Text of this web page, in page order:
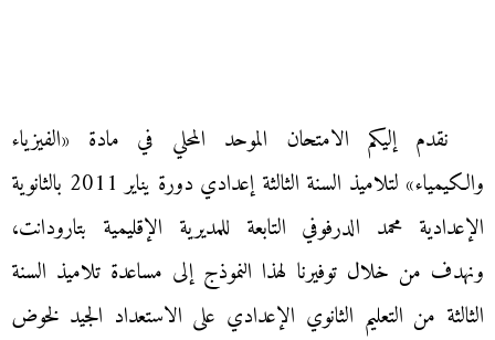
نقدم إليكم الامتحان الموحد المحلي في مادة «الفيزياء
والكيمياء» لتلاميذ السنة الثالثة إعدادي دورة يناير 2011 بالثانوية
الإعدادية محمد الدرفوفي التابعة للمديرية الإقليمية بتارودانت،
ونهدف من خلال توفيرنا لهذا النموذج إلى مساعدة تلاميذ السنة
الثالثة من التعليم الثانوي الإعدادي على الاستعداد الجيد لخوض